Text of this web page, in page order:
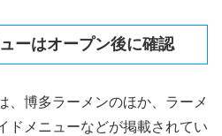
ーはオープン後に確認
、博多ラーメンのほか、ラーメ
ドメニューなどが掲載されてい